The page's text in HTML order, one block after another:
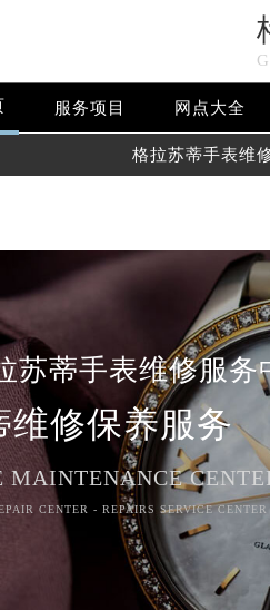
given in /www/wwwroot/
in /www/wwwroot/seo/
服务项目 网点大全
格拉苏蒂手表维
苏蒂手表维修服务
维修保养服务
MAINTENANCE
CENTER - REPAIRS SERVICE CENTER